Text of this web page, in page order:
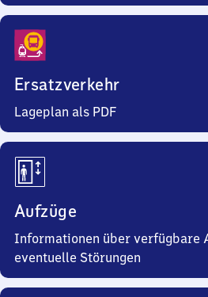
Ersatzverkehr
Lageplan als PDF
Aufzüge
Informationen über verfügbare
eventuelle Störungen